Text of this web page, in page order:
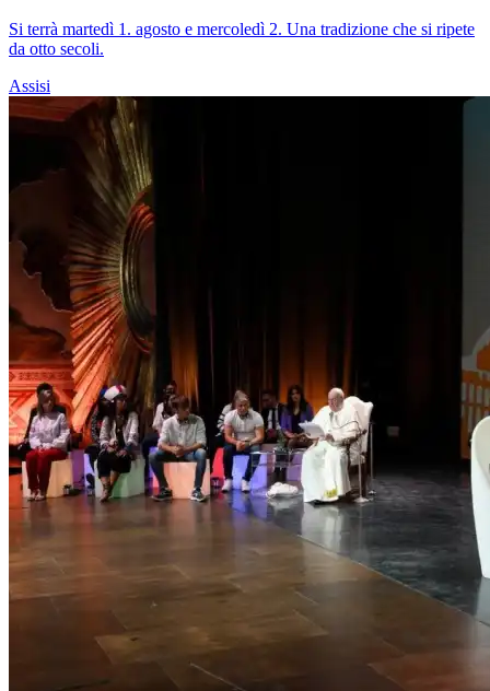
Si terrà martedì 1. agosto e mercoledì 2. Una tradizione che si ripete
da otto secoli.
Assisi